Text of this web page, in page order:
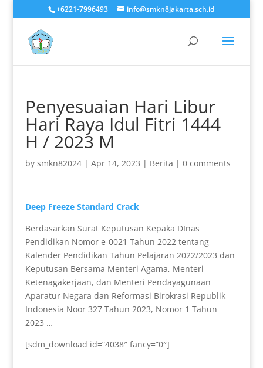
+6221-7996493 info@smkn8jakarta.sch.id
Penyesuaian Hari Libur
Hari Raya Idul Fitri 1444
H / 2023 M
by smkn82024| Apr 14, 2023 | Berita | 0 comments
Deep Freeze Standard Crack
Berdasarkan Surat Keputusan Kepaka DInas
Pendidikan Nomor e-0021 Tahun 2022 tentang
Kalender Pendidikan Tahun Pelajaran 2022/2023 dan
Keputusan Bersama Menteri Agama, Menteri
Ketenagakerjaan, dan Menteri Pendayagunaan
Aparatur Negara dan Reformasi Birokrasi Republik
Indonesia Noor 327 Tahun 2023, Nomor 1 Tahun
2023 …
[sdm_download id=”4038″ fancy=”0″]